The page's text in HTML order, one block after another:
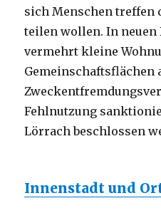
sich Menschen treffen
teilen wollen. In
vermehrt kleine
Gemeinschaftsflächen
Fehlnutzung
Lörrach beschlossen
Innenstadt und